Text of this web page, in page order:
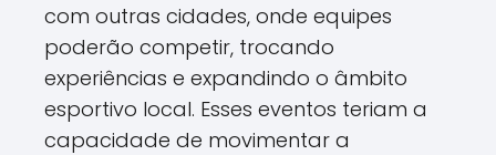
com outras cidades, onde equipes
poderão competir, trocando
experiências e expandindo o âmbito
esportivo local. Esses eventos teriam a
capacidade de movimentar a